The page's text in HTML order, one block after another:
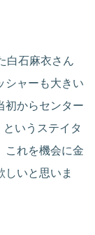
白石麻衣さん
シャーも大きい
初からセンター
いうステイタ
これを機会に金
しいと思いま